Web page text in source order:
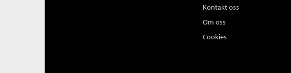
Kontakt oss
Om oss
Cookies